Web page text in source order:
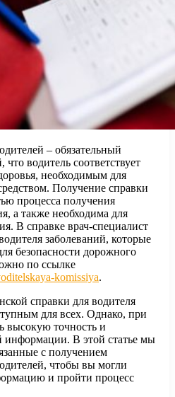
– обязательный
водитель соответствует
необходимым для
Получение справки
процесса получения
а также необходима для
В справке врач-специалист
заболеваний, которые
безопасности дорожного
по ссылке
komissiya.
справки для водителя
для всех. Однако, при
высокую точность и
информации. В этой статье мы
с получением
чтобы вы могли
и пройти процесс